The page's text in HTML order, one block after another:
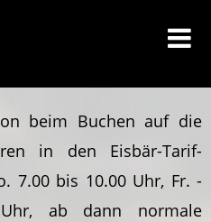
beim Buchen auf die
in den Eisbär-Tarif-
7.00 bis 10.00 Uhr, Fr. -
ab dann normale